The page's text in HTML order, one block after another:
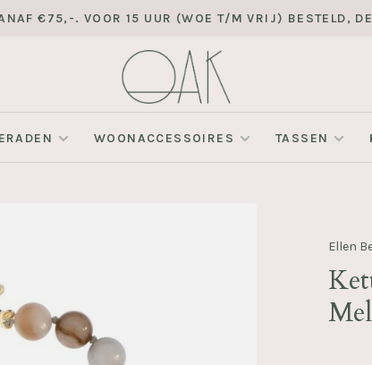
€75,-. VOOR 15 UUR (WOE T/M VRIJ) BESTELD,
WOONACCESSOIRES TASSEN
Ellen